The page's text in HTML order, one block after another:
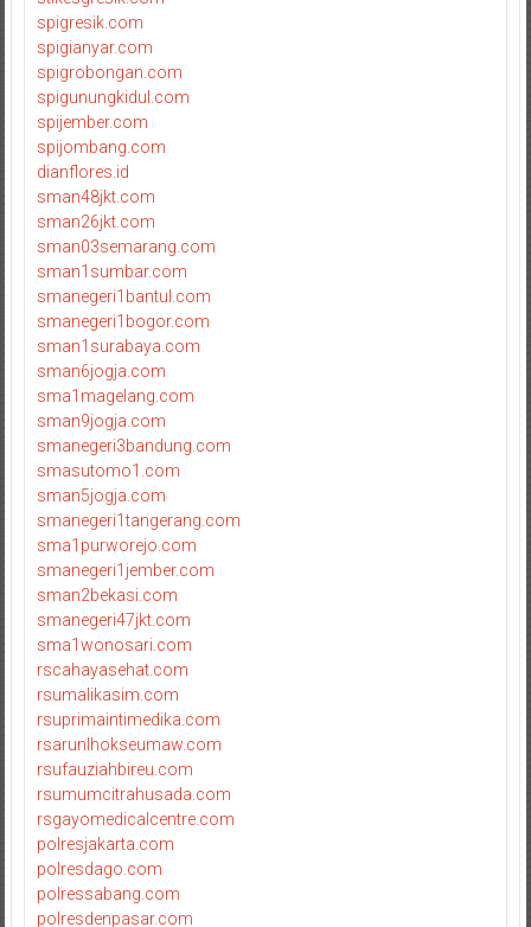
spigresik.com
spigianyar.com
spigrobongan.com
spigunungkidul.com
spijember.com
spijombang.com
dianflores.id
sman48jkt.com
sman26jkt.com
sman03semarang.com
sman1sumbar.com
smanegeri1bantul.com
smanegeri1bogor.com
sman1surabaya.com
sman6jogja.com
sma1magelang.com
sman9jogja.com
smanegeri3bandung.com
smasutomo1.com
sman5jogja.com
smanegeri1tangerang.com
sma1purworejo.com
smanegeri1jember.com
sman2bekasi.com
smanegeri47jkt.com
sma1wonosari.com
rscahayasehat.com
rsumalikasim.com
rsuprimaintimedika.com
rsarunlhokseumaw.com
rsufauziahbireu.com
rsumumcitrahusada.com
rsgayomedicalcentre.com
polresjakarta.com
polresdago.com
polressabang.com
polresdenpasar.com